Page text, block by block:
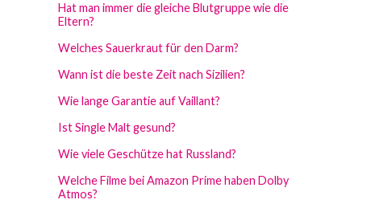
Hat man immer die gleiche Blutgruppe wie die
Eltern?
Welches Sauerkraut für den Darm?
Wann ist die beste Zeit nach Sizilien?
Wie lange Garantie auf Vaillant?
Ist Single Malt gesund?
Wie viele Geschütze hat Russland?
Welche Filme bei Amazon Prime haben Dolby
Atmos?